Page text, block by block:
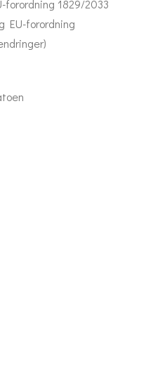
forordning 1829/2033
EU-forordning